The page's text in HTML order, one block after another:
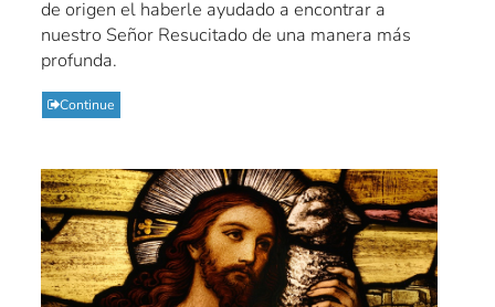
de origen el haberle ayudado a encontrar a
nuestro Señor Resucitado de una manera más
profunda.
Continue